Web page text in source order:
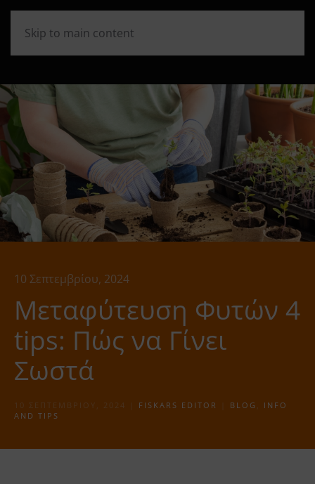
Skip to main content
10 Σεπτεμβρίου, 2024
Μεταφύτευση Φυτών 4
tips: Πώς να Γίνει
Σωστά
10 ΣΕΠΤΕΜΒΡΊΟΥ, 2024 FISKARS EDITOR BLOG , INFO
AND TIPS